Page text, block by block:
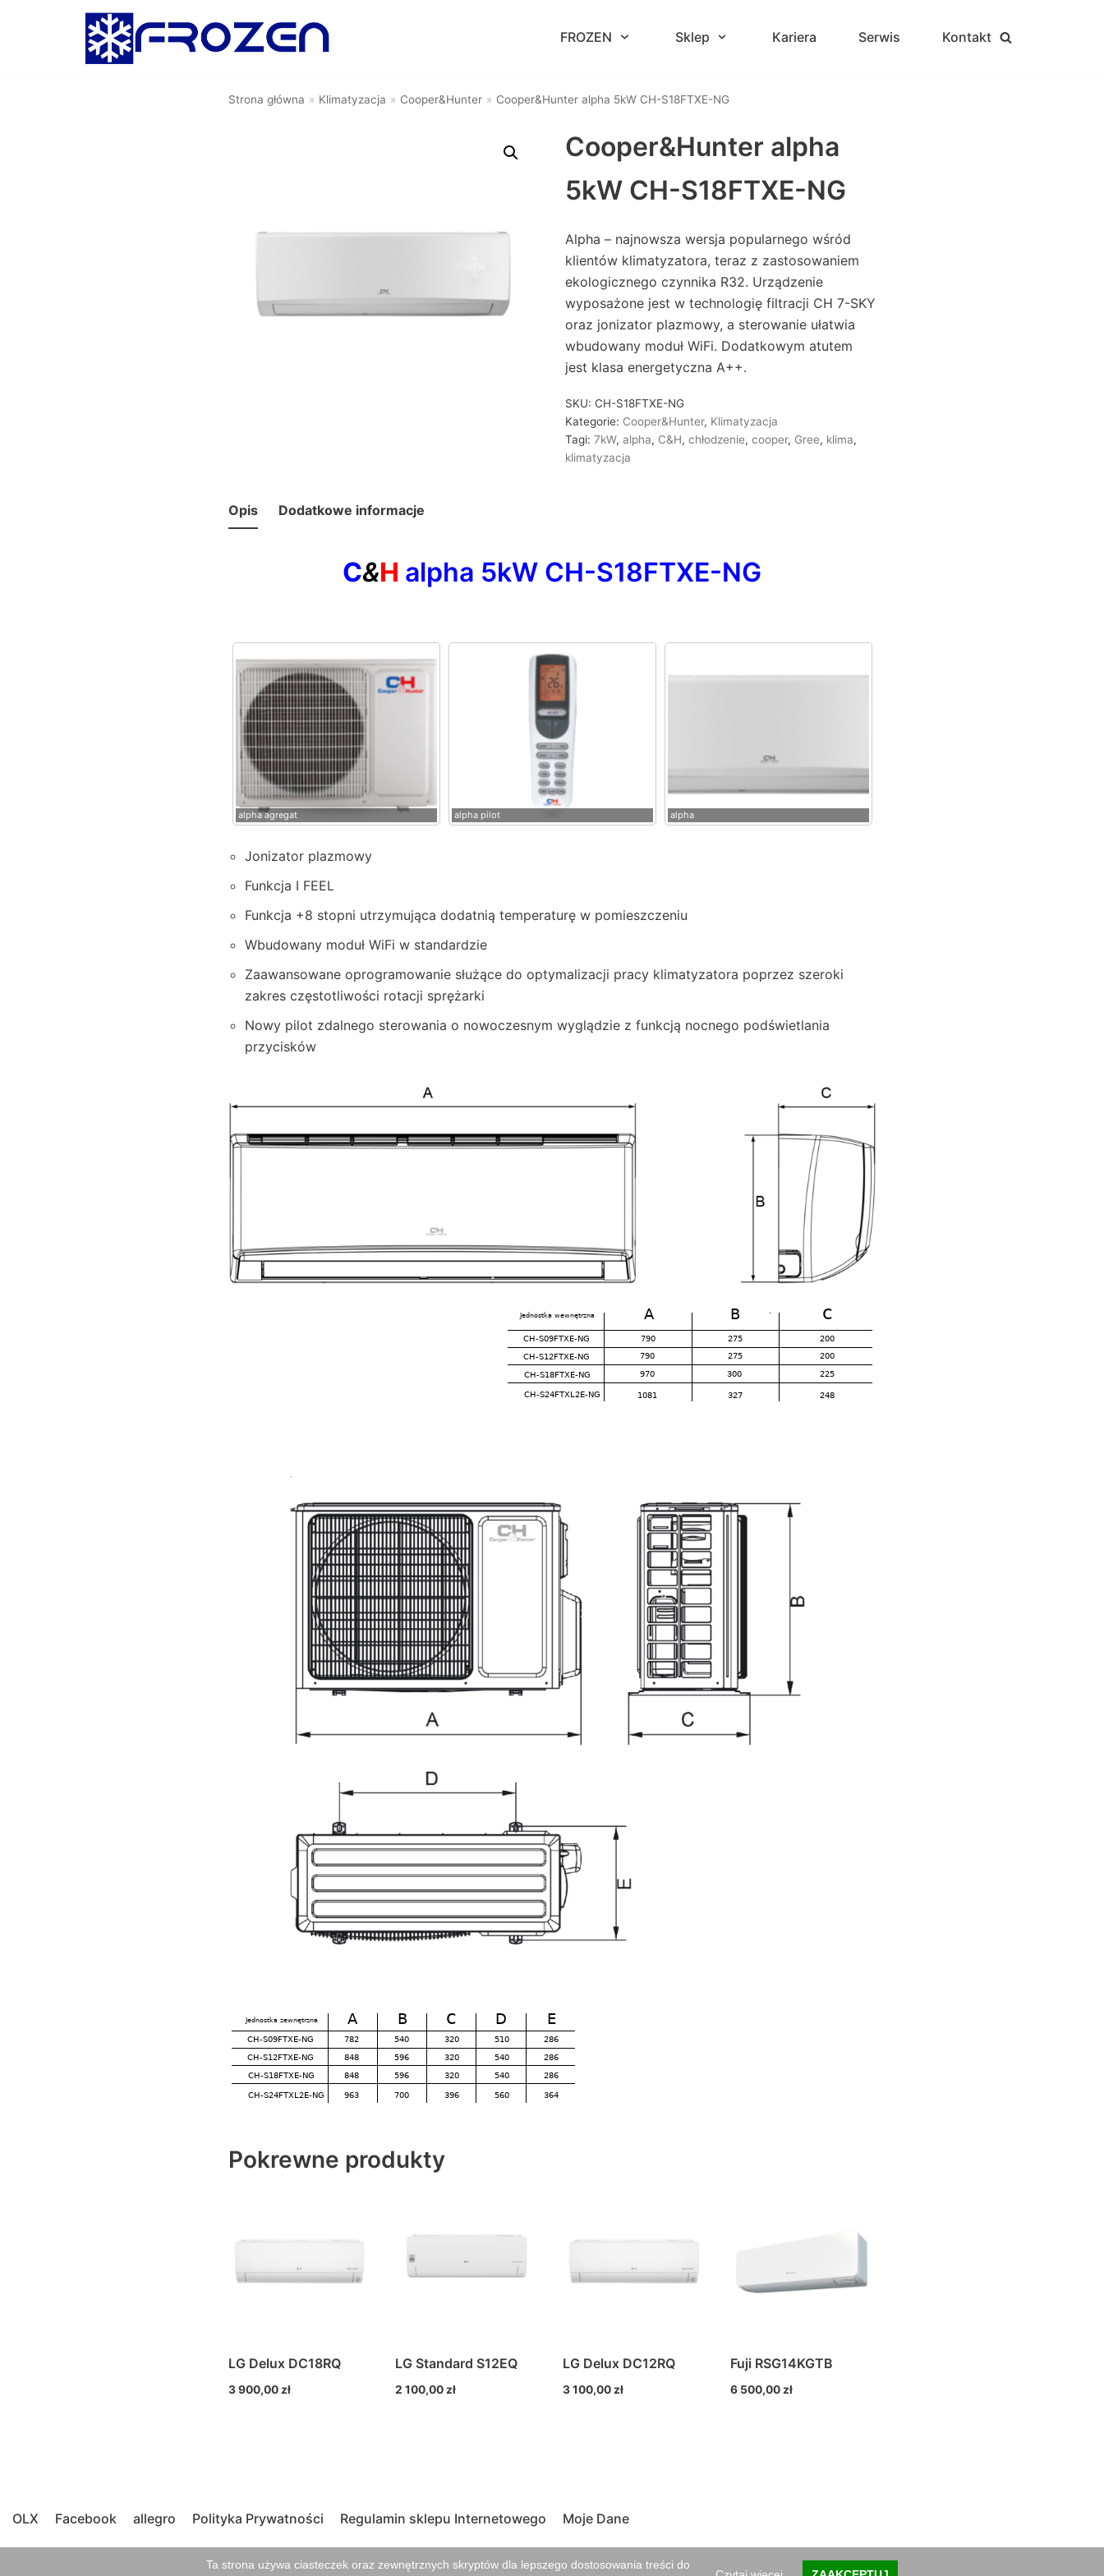
Ta strona używa ciasteczek oraz zewnętrznych skryptów dla lepszego dostosowania treści do
FROZEN Sklep Kariera Serwis Kontakt
Strona główna » Klimatyzacja » Cooper&Hunter » Cooper&Hunter alpha 5kW CH-S18FTXE-NG
Cooper&Hunter alpha
5kW CH-S18FTXE-NG
Alpha – najnowsza wersja popularnego wśród
klientów klimatyzatora, teraz z zastosowaniem
ekologicznego czynnika R32. Urządzenie
wyposażone jest w technologię filtracji CH 7-SKY
oraz jonizator plazmowy, a sterowanie ułatwia
wbudowany moduł WiFi. Dodatkowym atutem
jest klasa energetyczna A++.
SKU: CH-S18FTXE-NG
Kategorie: Cooper&Hunter, Klimatyzacja
Tagi: 7kW, alpha, C&H, chłodzenie, cooper, Gree, klima,
klimatyzacja
Opis Dodatkowe informacje
C&H alpha 5kW CH-S18FTXE-NG
alpha agregat alpha pilot alpha
Jonizator plazmowy
Funkcja I FEEL
Funkcja +8 stopni utrzymująca dodatnią temperaturę w pomieszczeniu
Wbudowany moduł WiFi w standardzie
Zaawansowane oprogramowanie służące do optymalizacji pracy klimatyzatora poprzez szeroki
zakres częstotliwości rotacji sprężarki
Nowy pilot zdalnego sterowania o nowoczesnym wyglądzie z funkcją nocnego podświetlania
przycisków
Pokrewne produkty
LG Delux DC18RQ
3 900,00 zł
LG Standard S12EQ
2 100,00 zł
LG Delux DC12RQ
3 100,00 zł
Fuji RSG14KGTB
6 500,00 zł
OLX Facebook allegro Polityka Prywatności Regulamin sklepu Internetowego Moje Dane
“FROZEN Klimatyzacja i Wentylacja" Bartłomiej Janaszczyk, Lubczyna 25, 98-400 Wieruszów Regon: 361536034, NIP: 997-010-70-97, @:Frozenklimatyzacja@gmail.com,